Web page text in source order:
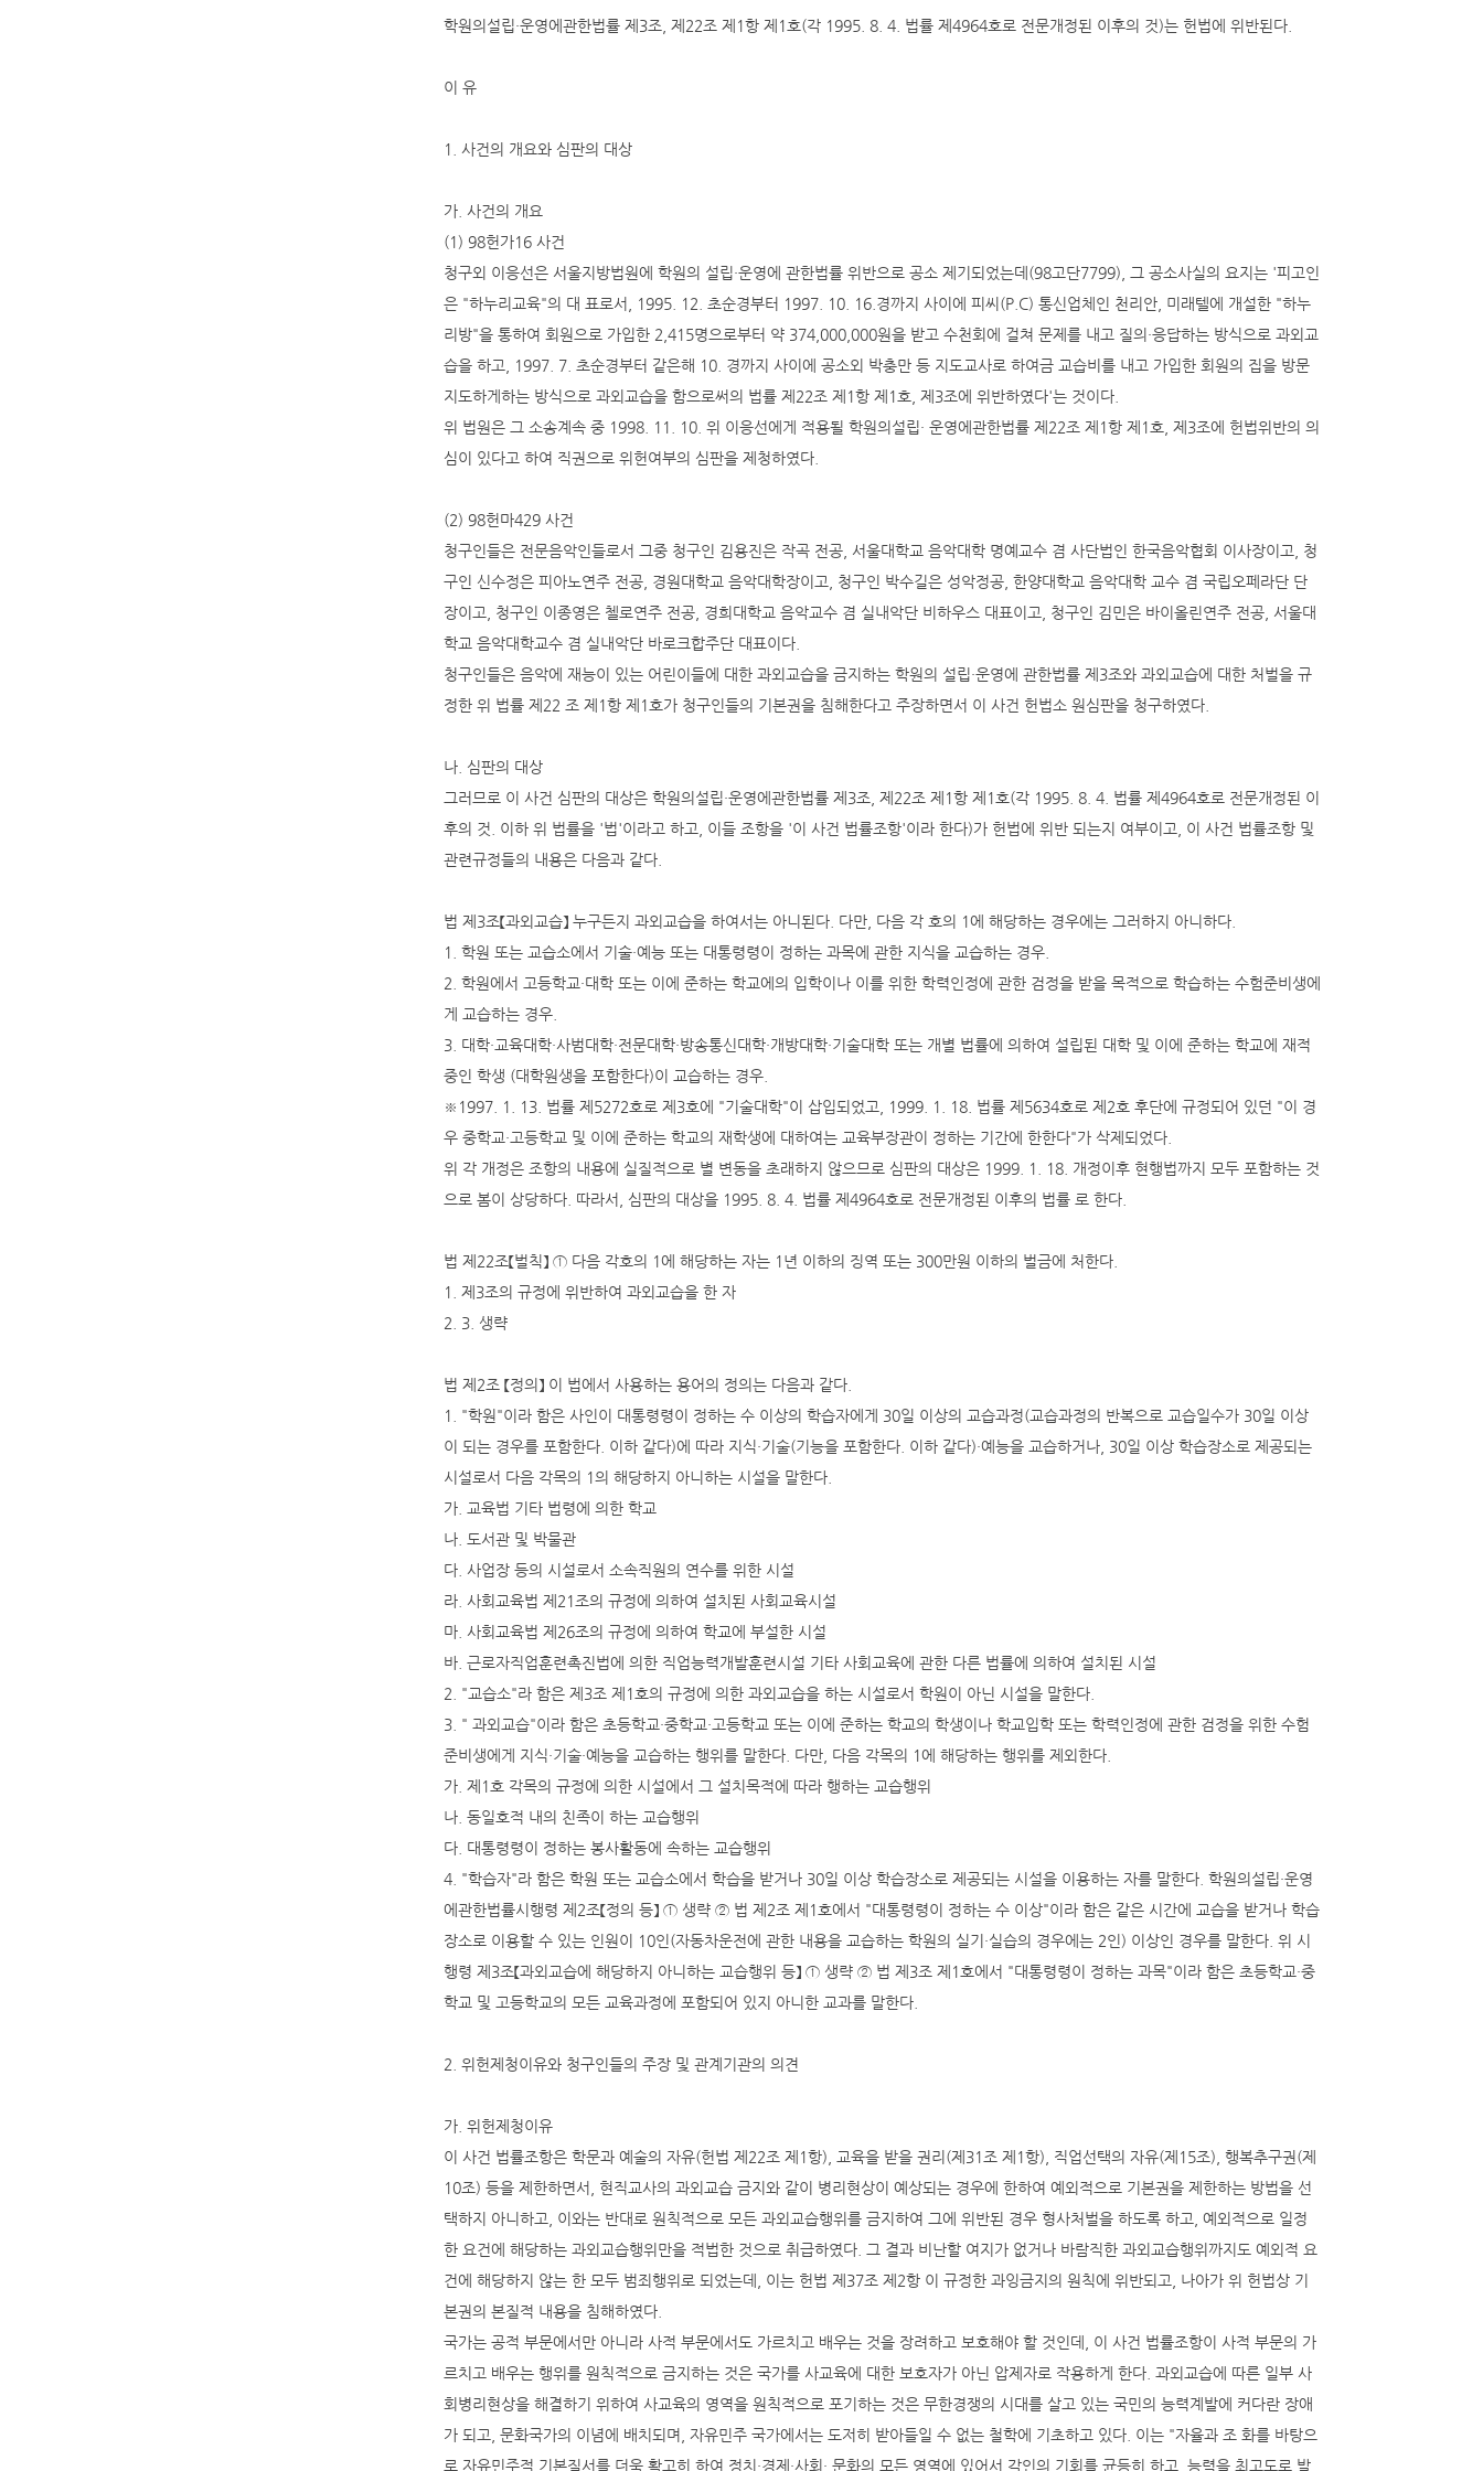
학원의설립·운영에관한법률 제3조, 제22조 제1항 제1호(각 1995. 8. 4. 법률 제4964호로 전문개정된 이후의 것)는 헌법에 위반된다.
이 유
1. 사건의 개요와 심판의 대상
가. 사건의 개요
(1) 98헌가16 사건
청구외 이응선은 서울지방법원에 학원의 설립·운영에 관한법률 위반으로 공소 제기되었는데(98고단7799), 그 공소사실의 요지는 '피고인
은 "하누리교육"의 대 표로서, 1995. 12. 초순경부터 1997. 10. 16.경까지 사이에 피씨(P.C) 통신업체인 천리안, 미래텔에 개설한 "하누
리방"을 통하여 회원으로 가입한 2,415명으로부터 약 374,000,000원을 받고 수천회에 걸쳐 문제를 내고 질의·응답하는 방식으로 과외교
습을 하고, 1997. 7. 초순경부터 같은해 10. 경까지 사이에 공소외 박충만 등 지도교사로 하여금 교습비를 내고 가입한 회원의 집을 방문
지도하게하는 방식으로 과외교습을 함으로써의 법률 제22조 제1항 제1호, 제3조에 위반하였다'는 것이다.
위 법원은 그 소송계속 중 1998. 11. 10. 위 이응선에게 적용될 학원의설립· 운영에관한법률 제22조 제1항 제1호, 제3조에 헌법위반의 의
심이 있다고 하여 직권으로 위헌여부의 심판을 제청하였다.
(2) 98헌마429 사건
청구인들은 전문음악인들로서 그중 청구인 김용진은 작곡 전공, 서울대학교 음악대학 명예교수 겸 사단법인 한국음악협회 이사장이고, 청
구인 신수정은 피아노연주 전공, 경원대학교 음악대학장이고, 청구인 박수길은 성악정공, 한양대학교 음악대학 교수 겸 국립오페라단 단
장이고, 청구인 이종영은 첼로연주 전공, 경희대학교 음악교수 겸 실내악단 비하우스 대표이고, 청구인 김민은 바이올린연주 전공, 서울대
학교 음악대학교수 겸 실내악단 바로크합주단 대표이다.
청구인들은 음악에 재능이 있는 어린이들에 대한 과외교습을 금지하는 학원의 설립·운영에 관한법률 제3조와 과외교습에 대한 처벌을 규
정한 위 법률 제22 조 제1항 제1호가 청구인들의 기본권을 침해한다고 주장하면서 이 사건 헌법소 원심판을 청구하였다.
나. 심판의 대상
그러므로 이 사건 심판의 대상은 학원의설립·운영에관한법률 제3조, 제22조 제1항 제1호(각 1995. 8. 4. 법률 제4964호로 전문개정된 이
후의 것. 이하 위 법률을 '법'이라고 하고, 이들 조항을 '이 사건 법률조항'이라 한다)가 헌법에 위반 되는지 여부이고, 이 사건 법률조항 및
관련규정들의 내용은 다음과 같다.
법 제3조【과외교습】 누구든지 과외교습을 하여서는 아니된다. 다만, 다음 각 호의 1에 해당하는 경우에는 그러하지 아니하다.
1. 학원 또는 교습소에서 기술·예능 또는 대통령령이 정하는 과목에 관한 지식을 교습하는 경우.
2. 학원에서 고등학교·대학 또는 이에 준하는 학교에의 입학이나 이를 위한 학력인정에 관한 검정을 받을 목적으로 학습하는 수험준비생에
게 교습하는 경우.
3. 대학·교육대학·사범대학·전문대학·방송통신대학·개방대학·기술대학 또는 개별 법률에 의하여 설립된 대학 및 이에 준하는 학교에 재적
중인 학생 (대학원생을 포함한다)이 교습하는 경우.
※1997. 1. 13. 법률 제5272호로 제3호에 "기술대학"이 삽입되었고, 1999. 1. 18. 법률 제5634호로 제2호 후단에 규정되어 있던 "이 경
우 중학교·고등학교 및 이에 준하는 학교의 재학생에 대하여는 교육부장관이 정하는 기간에 한한다"가 삭제되었다.
위 각 개정은 조항의 내용에 실질적으로 별 변동을 초래하지 않으므로 심판의 대상은 1999. 1. 18. 개정이후 현행법까지 모두 포함하는 것
으로 봄이 상당하다. 따라서, 심판의 대상을 1995. 8. 4. 법률 제4964호로 전문개정된 이후의 법률 로 한다.
법 제22조【벌칙】 ① 다음 각호의 1에 해당하는 자는 1년 이하의 징역 또는 300만원 이하의 벌금에 처한다.
1. 제3조의 규정에 위반하여 과외교습을 한 자
2. 3. 생략
법 제2조 【정의】 이 법에서 사용하는 용어의 정의는 다음과 같다.
1. "학원"이라 함은 사인이 대통령령이 정하는 수 이상의 학습자에게 30일 이상의 교습과정(교습과정의 반복으로 교습일수가 30일 이상
이 되는 경우를 포함한다. 이하 같다)에 따라 지식·기술(기능을 포함한다. 이하 같다)·예능을 교습하거나, 30일 이상 학습장소로 제공되는
시설로서 다음 각목의 1의 해당하지 아니하는 시설을 말한다.
가. 교육법 기타 법령에 의한 학교
나. 도서관 및 박물관
다. 사업장 등의 시설로서 소속직원의 연수를 위한 시설
라. 사회교육법 제21조의 규정에 의하여 설치된 사회교육시설
마. 사회교육법 제26조의 규정에 의하여 학교에 부설한 시설
바. 근로자직업훈련촉진법에 의한 직업능력개발훈련시설 기타 사회교육에 관한 다른 법률에 의하여 설치된 시설
2. "교습소"라 함은 제3조 제1호의 규정에 의한 과외교습을 하는 시설로서 학원이 아닌 시설을 말한다.
3. " 과외교습"이라 함은 초등학교·중학교·고등학교 또는 이에 준하는 학교의 학생이나 학교입학 또는 학력인정에 관한 검정을 위한 수험
준비생에게 지식·기술·예능을 교습하는 행위를 말한다. 다만, 다음 각목의 1에 해당하는 행위를 제외한다.
가. 제1호 각목의 규정에 의한 시설에서 그 설치목적에 따라 행하는 교습행위
나. 동일호적 내의 친족이 하는 교습행위
다. 대통령령이 정하는 봉사활동에 속하는 교습행위
4. "학습자"라 함은 학원 또는 교습소에서 학습을 받거나 30일 이상 학습장소로 제공되는 시설을 이용하는 자를 말한다. 학원의설립·운영
에관한법률시행령 제2조【정의 등】 ① 생략 ② 법 제2조 제1호에서 "대통령령이 정하는 수 이상"이라 함은 같은 시간에 교습을 받거나 학습
장소로 이용할 수 있는 인원이 10인(자동차운전에 관한 내용을 교습하는 학원의 실기·실습의 경우에는 2인) 이상인 경우를 말한다. 위 시
행령 제3조【과외교습에 해당하지 아니하는 교습행위 등】 ① 생략 ② 법 제3조 제1호에서 "대통령령이 정하는 과목"이라 함은 초등학교·중
학교 및 고등학교의 모든 교육과정에 포함되어 있지 아니한 교과를 말한다.
2. 위헌제청이유와 청구인들의 주장 및 관계기관의 의견
가. 위헌제청이유
이 사건 법률조항은 학문과 예술의 자유(헌법 제22조 제1항), 교육을 받을 권리(제31조 제1항), 직업선택의 자유(제15조), 행복추구권(제
10조) 등을 제한하면서, 현직교사의 과외교습 금지와 같이 병리현상이 예상되는 경우에 한하여 예외적으로 기본권을 제한하는 방법을 선
택하지 아니하고, 이와는 반대로 원칙적으로 모든 과외교습행위를 금지하여 그에 위반된 경우 형사처벌을 하도록 하고, 예외적으로 일정
한 요건에 해당하는 과외교습행위만을 적법한 것으로 취급하였다. 그 결과 비난할 여지가 없거나 바람직한 과외교습행위까지도 예외적 요
건에 해당하지 않는 한 모두 범죄행위로 되었는데, 이는 헌법 제37조 제2항 이 규정한 과잉금지의 원칙에 위반되고, 나아가 위 헌법상 기
본권의 본질적 내용을 침해하였다.
국가는 공적 부문에서만 아니라 사적 부문에서도 가르치고 배우는 것을 장려하고 보호해야 할 것인데, 이 사건 법률조항이 사적 부문의 가
르치고 배우는 행위를 원칙적으로 금지하는 것은 국가를 사교육에 대한 보호자가 아닌 압제자로 작용하게 한다. 과외교습에 따른 일부 사
회병리현상을 해결하기 위하여 사교육의 영역을 원칙적으로 포기하는 것은 무한경쟁의 시대를 살고 있는 국민의 능력계발에 커다란 장애
가 되고, 문화국가의 이념에 배치되며, 자유민주 국가에서는 도저히 받아들일 수 없는 철학에 기초하고 있다. 이는 "자율과 조 화를 바탕으
로 자유민주적 기본질서를 더욱 확고히 하여 정치·경제·사회· 문화의 모든 영역에 있어서 각인의 기회를 균등히 하고, 능력을 최고도로 발